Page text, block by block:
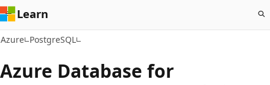
Learn
Azure PostgreSQL
Azure Database for